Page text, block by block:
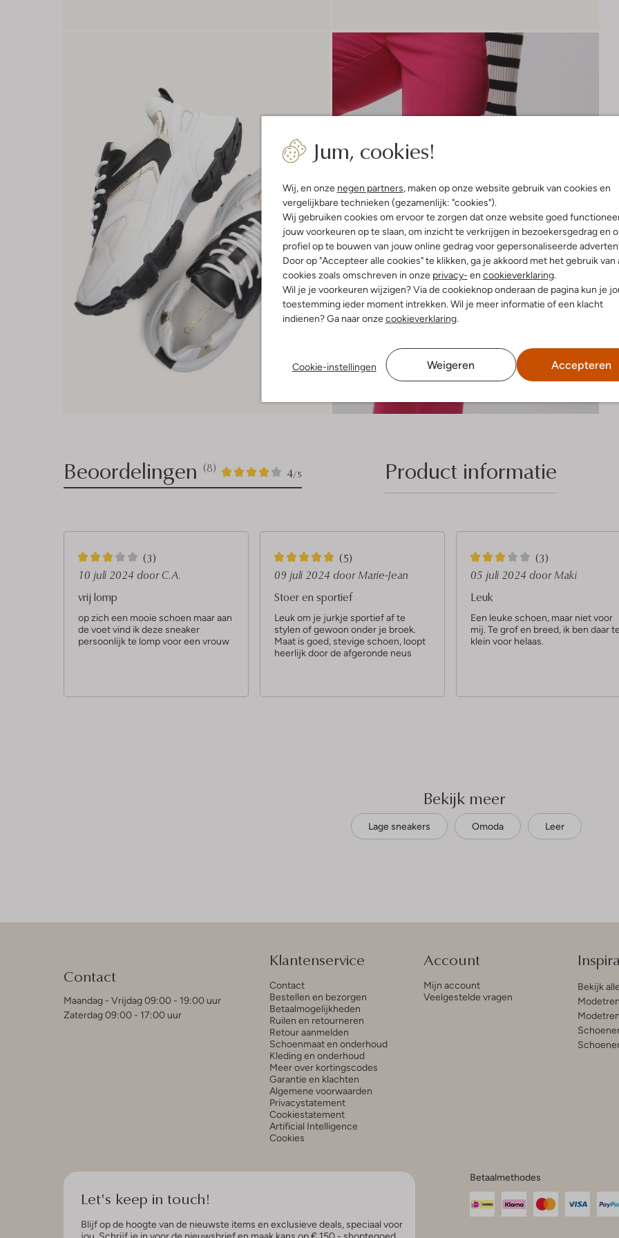
Jum, cookies!
Wij, en onze negen partners, maken op onze website gebruik van cookies en
vergelijkbare technieken (gezamenlijk: "cookies").
Wij gebruiken cookies om ervoor te zorgen dat onze website goed
jouw voorkeuren op te slaan, om inzicht te verkrijgen in bezoekersgedrag en
profiel op te bouwen van jouw online gedrag voor gepersonaliseerde
Door op "Accepteer alle cookies" te klikken, ga je akkoord met het gebruik van
cookies zoals omschreven in onze privacy- en cookieverklaring.
Wil je je voorkeuren wijzigen? Via de cookieknop onderaan de pagina kun je
toestemming ieder moment intrekken. Wil je meer informatie of een klacht
indienen? Ga naar onzecookieverklaring.
Cookie-instellingen Weigeren Accepteren
Product informatie
Beoordelingen (8) 4/5
8
4
3
S
t
r
r
(3)
10 juli 2024 door C.A.
vrij lomp
op zich een mooie schoen maar aan
de voet vind ik deze sneaker
persoonlijk te lomp voor een vrouw
5
S
t
e
r
r
(5)
09 juli 2024 door Marie-Jean
Stoer en sportief
Leuk om je jurkje sportief af te
stylen of gewoon onder je broek.
Maat is goed, stevige schoen, loopt
heerlijk door de afgeronde neus
3
S
t
e
r
(3)
05 juli 2024 door Maki
Leuk
Een leuke schoen, maar niet voor
mij. Te grof en breed, ik ben daar te
klein voor helaas.
Bekijk meer
Lage sneakers Omoda Leer
Contact
Maandag - Vrijdag 09:00 - 19:00 uur
Zaterdag 09:00 - 17:00 uur
Klantenservice
Contact
Bestellen en bezorgen
Betaalmogelijkheden
Ruilen en retourneren
Retour aanmelden
Schoenmaat en onderhoud
Kleding en onderhoud
Meer over kortingscodes
Garantie en klachten
Algemene voorwaarden
Privacystatement
Cookiestatement
Artificial Intelligence
Cookies
Account
Mijn account
Veelgestelde vragen
Bekijk
Let's keep in touch!
Blijf op de hoogte van de nieuwste items en exclusieve deals, speciaal voor
Betaalmethodes